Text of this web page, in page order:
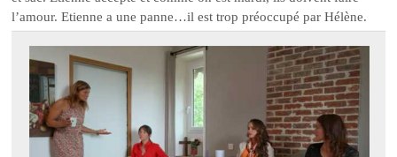
l’amour. Etienne a une panne…il est trop préoccupé par Hélène.